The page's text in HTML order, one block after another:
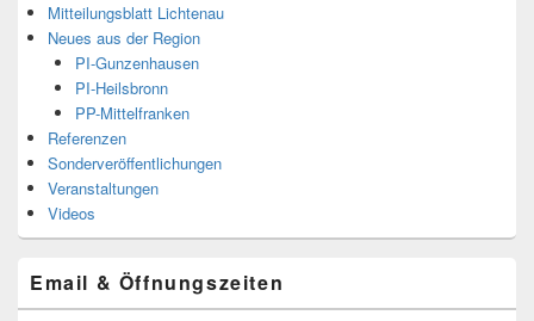
Mitteilungsblatt Lichtenau
Neues aus der Region
PI-Gunzenhausen
PI-Heilsbronn
PP-Mittelfranken
Referenzen
Sonderveröffentlichungen
Veranstaltungen
Videos
Email & Öffnungszeiten